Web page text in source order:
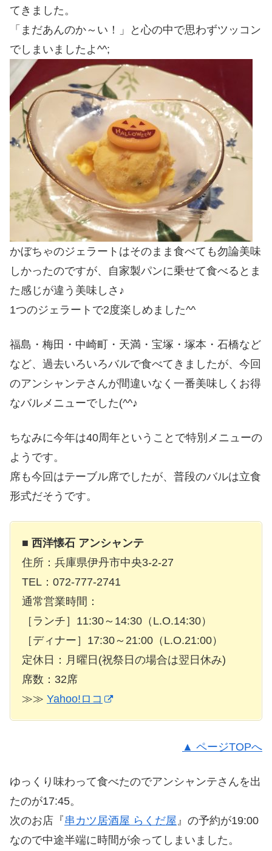
てきました。
「まだあんのか～い！」と心の中で思わずツッコン
でしまいましたよ^^;
かぼちゃのジェラートはそのまま食べても勿論美味
しかったのですが、自家製パンに乗せて食べるとま
た感じが違う美味しさ♪
1つのジェラートで2度楽しめました^^
福島・梅田・中崎町・天満・宝塚・塚本・石橋など
など、過去いろいろバルで食べてきましたが、今回
のアンシャンテさんが間違いなく一番美味しくお得
なバルメニューでした(^^♪
ちなみに今年は40周年ということで特別メニューの
ようです。
席も今回はテーブル席でしたが、普段のバルは立食
形式だそうです。
■ 西洋懐石 アンシャンテ
住所：兵庫県伊丹市中央3-2-27
TEL：072-777-2741
通常営業時間：
［ランチ］11:30～14:30（L.O.14:30）
［ディナー］17:30～21:00（L.O.21:00）
定休日：月曜日(祝祭日の場合は翌日休み)
席数：32席
≫≫ Yahoo!ロコ
▲ ページTOPへ
ゆっくり味わって食べたのでアンシャンテさんを出
たのが17:45。
次のお店『串カツ居酒屋 らくだ屋』の予約が19:00
なので中途半端に時間が余ってしまいました。